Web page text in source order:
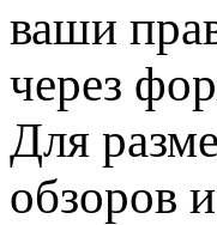
ваши
через
Для
обзоров